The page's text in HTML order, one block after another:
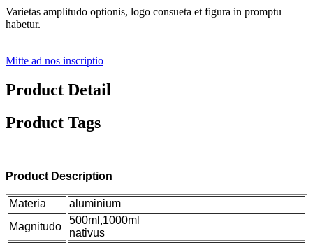
Varietas amplitudo optionis, logo consueta et figura in promptu
habetur.
Mitte ad nos inscriptio
Product Detail
Product Tags
Product Description
Materia
aluminium
Magnitudo
500ml,1000ml
nativus